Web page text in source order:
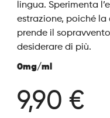
lingua. Sperimenta
estrazione, poiché
prende il
desiderare di più.
0mg/ml
9,90 €